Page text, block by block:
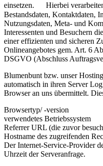
einsetzen. Hierbei
Bestandsdaten, Kontaktdaten,
Nutzungsdaten, Meta- und
Interessenten und Besuchern
einer effizienten und sicheren
Onlineangebotes gem. Art. 6
DSGVO (Abschluss
Blumenbunt bzw. unser
automatisch in ihren Server
Browser an uns übermittelt.
Browsertyp/ -version
verwendetes Betriebssystem
Referrer URL (die zuvor
Hostname des zugreifenden
Der Internet-Service-Provider
Uhrzeit der Serveranfrage.